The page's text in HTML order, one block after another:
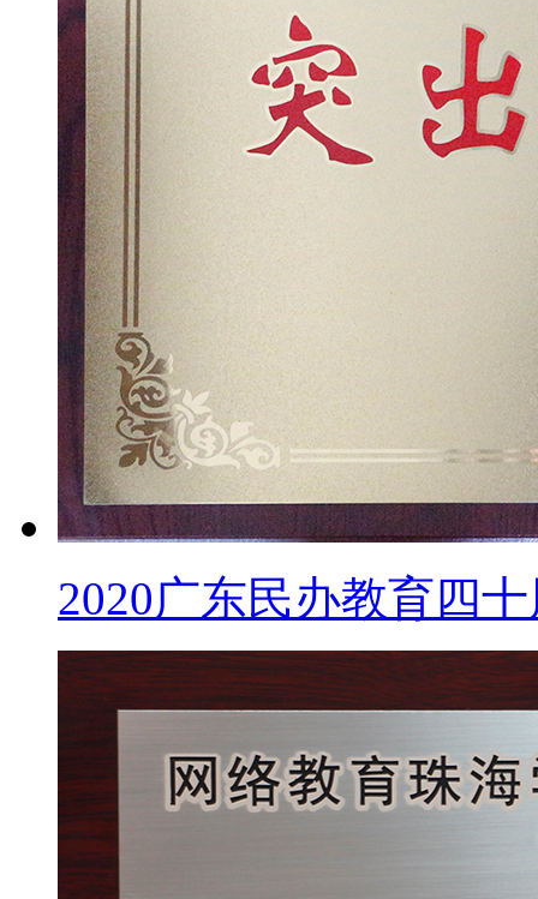
2020广东民办教育四